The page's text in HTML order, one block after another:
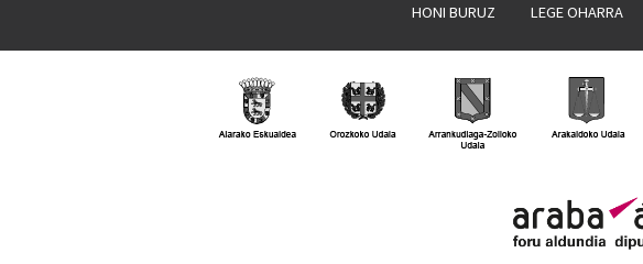
HONI BURUZ LEGE OHARRA